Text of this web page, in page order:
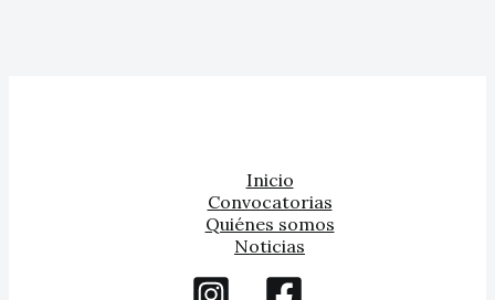
Inicio
Convocatorias
Quiénes somos
Noticias